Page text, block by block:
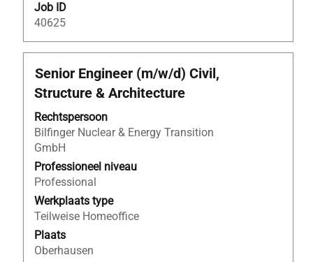
Job ID
40625
Titel
Senior Engineer (m/w/d) Civil,
Structure & Architecture
Rechtspersoon
Bilfinger Nuclear & Energy Transition
GmbH
Professioneel niveau
Professional
Werkplaats type
Teilweise Homeoffice
Plaats
Oberhausen
Selecteer
deze
spatiebalk
om
de
volledige
inhoud
van
de
functiegegevens
weer
te
geven.